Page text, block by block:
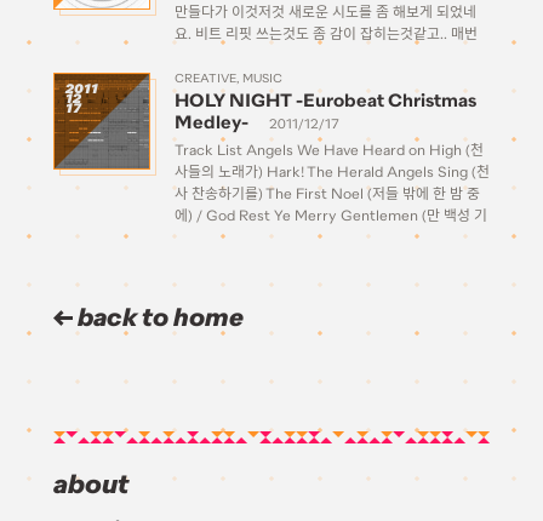
만들다가 이것저것 새로운 시도를 좀 해보게 되었네
요. 비트 리핏 쓰는것도 좀 감이 잡히는것같고.. 매번
을 만드는게 어렵네요. 이번건 마음에 들긴 하는데 역
시 […]
2011
12
17
CREATIVE MUSIC
HOLY NIGHT -Eurobeat Christmas
Medley-
2011/12/17
Track List Angels We Have Heard on High (천
사들의 노래가) Hark! The Herald Angels Sing (천
사 찬송하기를) The First Noel (저들 밖에 한 밤 중
에) / God Rest Ye Merry Gentlemen (만 백성 기
뻐하여라) Little Drummer Boy (북 치는 소년) […]
back to home
about